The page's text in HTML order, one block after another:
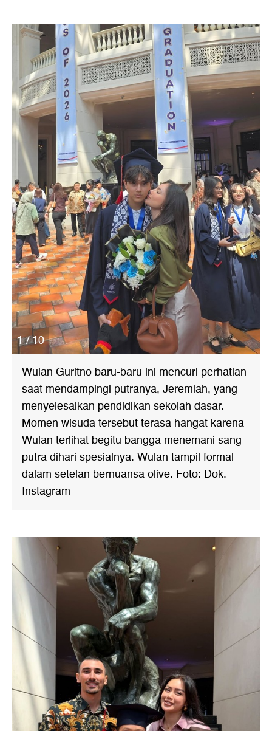
1 / 10
Wulan Guritno baru-baru ini mencuri perhatian
saat mendampingi putranya, Jeremiah, yang
menyelesaikan pendidikan sekolah dasar.
Momen wisuda tersebut terasa hangat karena
Wulan terlihat begitu bangga menemani sang
putra dihari spesialnya. Wulan tampil formal
dalam setelan bernuansa olive. Foto: Dok.
Instagram